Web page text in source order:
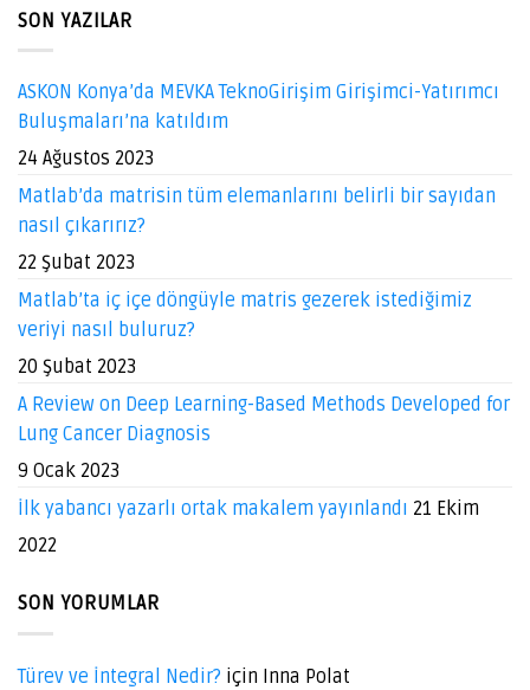
SON YAZILAR
ASKON Konya’da MEVKA TeknoGirişim Girişimci-Yatırımcı
Buluşmaları’na katıldım
24 Ağustos 2023
Matlab’da matrisin tüm elemanlarını belirli bir sayıdan
nasıl çıkarırız?
22 Şubat 2023
Matlab’ta iç içe döngüyle matris gezerek istediğimiz
veriyi nasıl buluruz?
20 Şubat 2023
A Review on Deep Learning-Based Methods Developed for
Lung Cancer Diagnosis
9 Ocak 2023
İlk yabancı yazarlı ortak makalem yayınlandı 21 Ekim
2022
SON YORUMLAR
Türev ve İntegral Nedir? için Inna Polat